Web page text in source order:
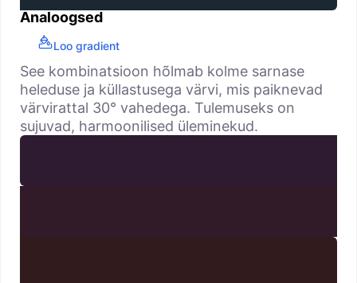
Analoogsed
Loo gradient
See kombinatsioon hõlmab kolme sarnase
heleduse ja küllastusega värvi, mis paiknevad
värvirattal 30° vahedega. Tulemuseks on
sujuvad, harmoonilised üleminekud.